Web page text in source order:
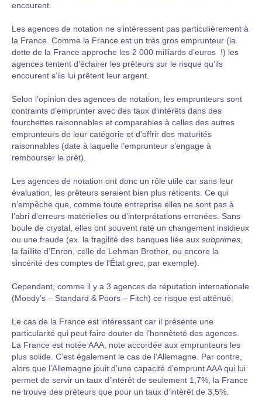
encourent.
Les agences de notation ne s’intéressent pas particulièrement à
la France. Comme la France est un très gros emprunteur (la
dette de la France approche les 2 000 milliards d’euros !) les
agences tentent d’éclairer les prêteurs sur le risque qu’ils
encourent s’ils lui prêtent leur argent.
Selon l’opinion des agences de notation, les emprunteurs sont
contraints d’emprunter avec des taux d’intérêts dans des
fourchettes raisonnables et comparables à celles des autres
emprunteurs de leur catégorie et d’offrir des maturités
raisonnables (date à laquelle l’emprunteur s’engage à
rembourser le prêt).
Les agences de notation ont donc un rôle utile car sans leur
évaluation, les prêteurs seraient bien plus réticents. Ce qui
n’empêche que, comme toute entreprise elles ne sont pas à
l’abri d’erreurs matérielles ou d’interprétations erronées. Sans
boule de crystal, elles ont souvent raté un changement insidieux
ou une fraude (ex. la fragilité des banques liée aux subprimes
la faillite d’Enron, celle de Lehman Brother, ou encore la
sincérité des comptes de l’État grec, par exemple).
Cependant, comme il y a 3 agences de réputation internationale
(Moody’s – Standard & Poors – Fitch) ce risque est atténué.
Le cas de la France est intéressant car il présente une
particularité qui peut faire douter de l’honnêteté des agences.
La France est notée AAA, note accordée aux emprunteurs les
plus solide. C’est également le cas de l’Allemagne. Par contre,
alors que l’Allemagne jouit d’une capacité d’emprunt AAA qui lui
permet de servir un taux d’intérêt de seulement 1,7%, la France
ne trouve des prêteurs que pour un taux d’intérêt de 3,5%.